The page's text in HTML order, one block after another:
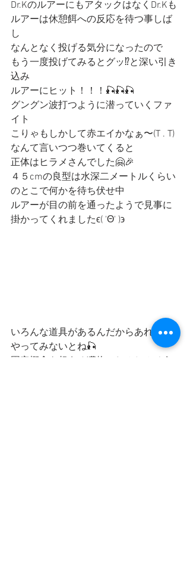
Dr.KのルアーにもアタックはなくDr.Kも
ルアーは休憩餌への反応を待つ事しば
し
なんとなく投げる気分になったので
もう一度投げてみるとグッ⁉︎と深い引き
込み
ルアーにヒット！！！🎣🎣🎣
グングン波打つように潜っていくファ
イト
こりゃもしかして赤エイかなぁ〜(T . T)
なんて言いつつ巻いてくると
正体はヒラメさんでした🤗🎉
４５cmの良型は水深二メートルくらい
のとこで何かを待ち伏せ中
ルアーが目の前を通ったようで見事に
掛かってくれましたϵ( 'Θ' )϶
いろんな道具があるんだからあれこれ
やってみないとね🎣
固定概念を超える獲物にしみじみそう